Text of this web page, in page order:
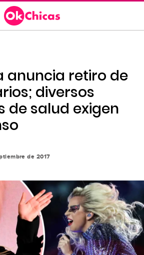
anuncia retiro de
diversos
de salud exigen
de 2017